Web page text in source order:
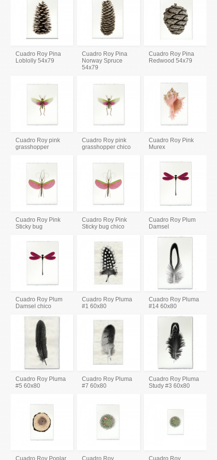
Cuadro Roy Pina
Loblolly 54x79
Cuadro Roy Pina
Norway Spruce
54x79
Cuadro Roy Pina
Redwood 54x79
Cuadro Roy pink
grasshopper
Cuadro Roy pink
grasshopper chico
Cuadro Roy Pink
Murex
Cuadro Roy Pink
Sticky bug
Cuadro Roy Pink
Sticky bug chico
Cuadro Roy Plum
Damsel
Cuadro Roy Plum
Damsel chico
Cuadro Roy Pluma
#1 60x80
Cuadro Roy Pluma
#14 60x80
Cuadro Roy Pluma
#5 60x80
Cuadro Roy Pluma
#7 60x80
Cuadro Roy Pluma
Study #3 60x80